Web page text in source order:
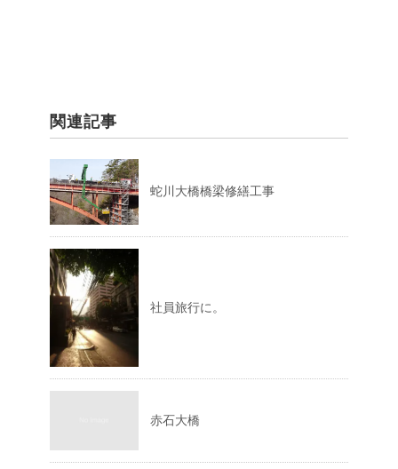
ま
す
)
関連記事
蛇川大橋橋梁修繕工事
社員旅行に。
赤石大橋